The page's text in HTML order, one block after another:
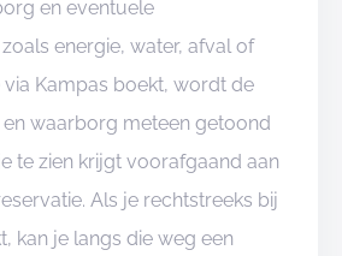
en eventuele
energie, water, afval of
via Kampas boekt, wordt de
waarborg meteen getoond
te zien krijgt voorafgaand aan
Als je rechtstreeks bij
kan je langs die weg een